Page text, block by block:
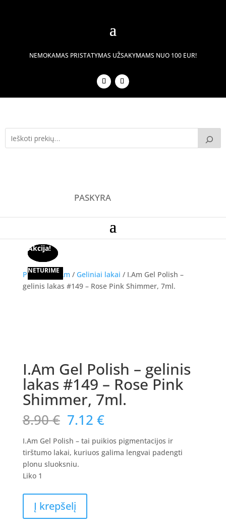
NEMOKAMAS PRISTATYMAS UŽSAKYMAMS NUO 100 EUR!
PASKYRA
Pradžia/I.Am / Geliniai lakai / I.Am Gel Polish –
gelinis lakas #149 – Rose Pink Shimmer, 7ml.
I.Am Gel Polish – gelinis
lakas #149 – Rose Pink
Shimmer, 7ml.
8.90€ Original
price
was:
8.90 €.
7.12 €Current
price
is:
7.12 €.
I.Am Gel Polish – tai puikios pigmentacijos ir
tirštumo lakai, kuriuos galima lengvai padengti
plonu sluoksniu.
Liko 1
kiekis:Į krepšelį
Akcija!
Akcija!
Akcija!
NETURIME